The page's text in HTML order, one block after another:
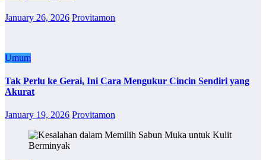
January 26, 2026 Provitamon
Umum
Tak Perlu ke Gerai, Ini Cara Mengukur Cincin Sendiri yang
Akurat
January 19, 2026 Provitamon